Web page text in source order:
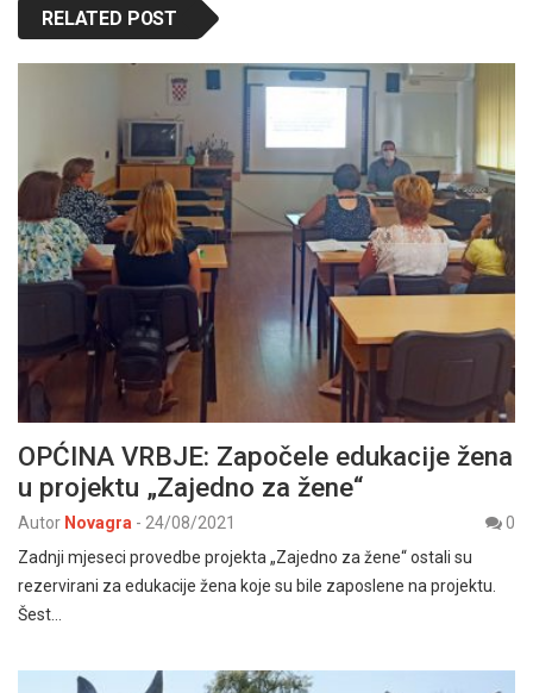
RELATED POST
OPĆINA VRBJE: Započele edukacije žena
u projektu „Zajedno za žene“
Autor Novagra - 24/08/2021
0
Zadnji mjeseci provedbe projekta „Zajedno za žene“ ostali su
rezervirani za edukacije žena koje su bile zaposlene na projektu.
Šest…